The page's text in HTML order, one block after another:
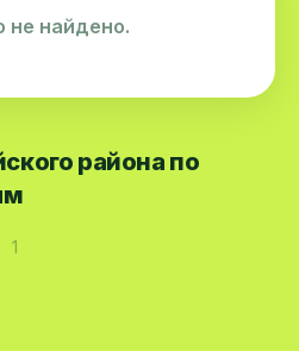
не найдено.
района по
1